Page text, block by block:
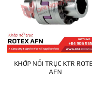
KHỚP NỐI TRỤC KTR
AFN